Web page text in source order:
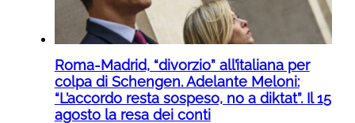
Roma-Madrid, “divorzio” all’italiana per
colpa di Schengen. Adelante Meloni:
“L’accordo resta sospeso, no a diktat”. Il 15
agosto la resa dei conti